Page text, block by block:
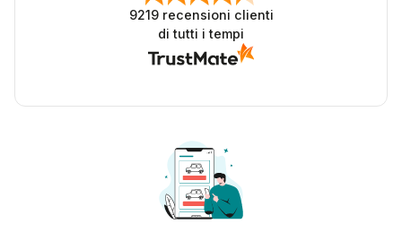
9219recensioni clienti
di tutti i tempi